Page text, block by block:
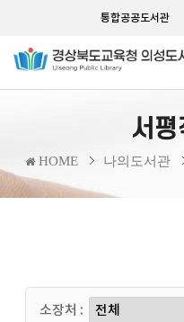
통합공공도서관
서
HOME 나의도서관
소장처 :